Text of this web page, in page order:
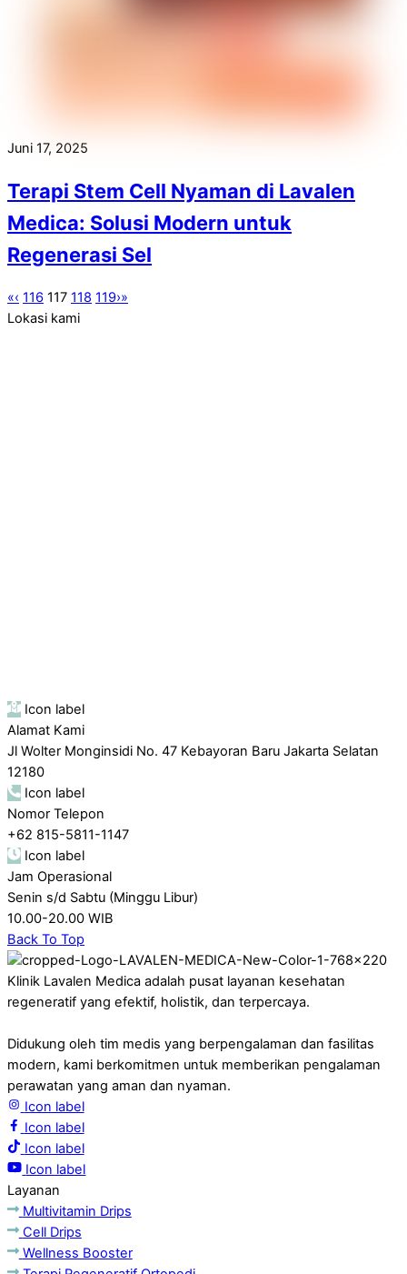
Juni 17, 2025
Terapi Stem Cell Nyaman di Lavalen
Medica: Solusi Modern untuk
Regenerasi Sel
«‹ 116 117 118 119›»
Lokasi kami
Icon label
Alamat Kami
Jl Wolter Monginsidi No. 47 Kebayoran Baru Jakarta Selatan
12180
Icon label
Nomor Telepon
+62 815-5811-1147
Icon label
Jam Operasional
Senin s/d Sabtu (Minggu Libur)
10.00-20.00 WIB
Back To Top
Klinik Lavalen Medica adalah pusat layanan kesehatan
regeneratif yang efektif, holistik, dan terpercaya.
Didukung oleh tim medis yang berpengalaman dan fasilitas
modern, kami berkomitmen untuk memberikan pengalaman
perawatan yang aman dan nyaman.
Icon label
Icon label
Icon label
Icon label
Layanan
Multivitamin Drips
Cell Drips
Wellness Booster